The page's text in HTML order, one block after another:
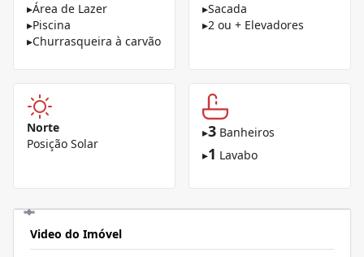
▸Área de Lazer
▸Piscina
▸Churrasqueira à carvão
▸Sacada
▸2 ou + Elevadores
Norte
Posição Solar
▸3 Banheiros
▸1 Lavabo
Video do Imóvel